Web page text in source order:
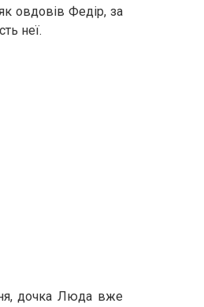
овдовів Федір, за
неї.
дочка Люда вже